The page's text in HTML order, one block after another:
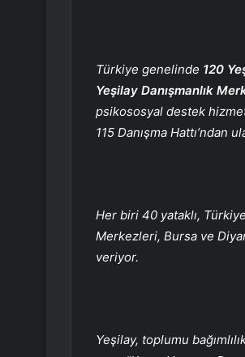
Türkiye genelinde 120
Yeşilay Danışmanlık
psikososyal destek
115 Danışma Hattı’ndan
Her biri 40 yataklı,
Merkezleri, Bursa ve
veriyor.
Yeşilay, toplumu